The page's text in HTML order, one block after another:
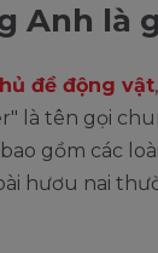
Anh là
đề động vật
là tên gọi
gồm các
hươu nai